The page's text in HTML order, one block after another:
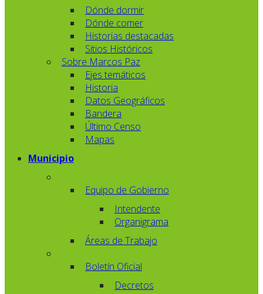
Dónde dormir
Dónde comer
Historias destacadas
Sitios Históricos
Sobre Marcos Paz
Ejes temáticos
Historia
Datos Geográficos
Bandera
Último Censo
Mapas
Municipio
Equipo de Gobierno
Intendente
Organigrama
Áreas de Trabajo
Boletín Oficial
Decretos